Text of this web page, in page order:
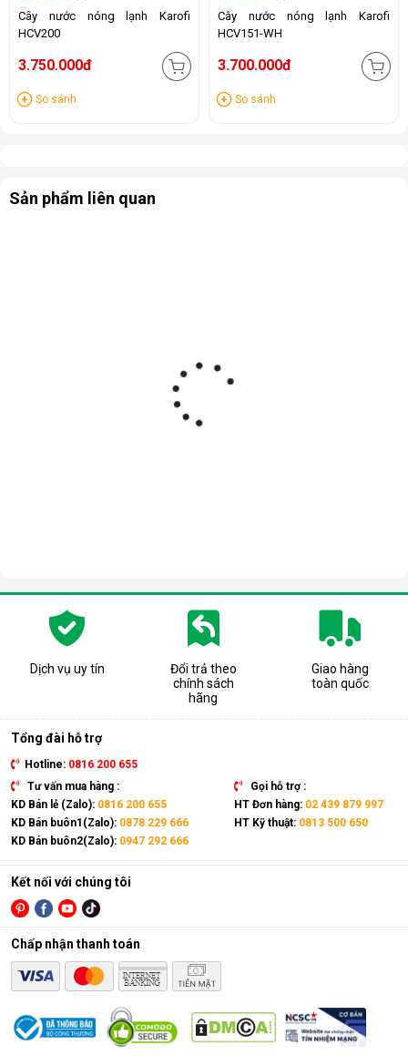
Cây nước nóng lạnh Karofi
HCV200
3.750.000đ
So sánh
Cây nước nóng lạnh Karofi
HCV151-WH
3.700.000đ
So sánh
Sản phẩm liên quan
Dịch vụ uy tín
Đổi trả theo
chính sách
hãng
Giao hàng
toàn quốc
Tổng đài hỗ trợ
Hotline: 0816 200 655
Tư vấn mua hàng :
KD Bán lẻ (Zalo): 0816 200 655
KD Bán buôn1(Zalo): 0878 229 666
KD Bán buôn2(Zalo): 0947 292 666
Gọi hỗ trợ :
HT Đơn hàng: 02 439 879 997
HT Kỹ thuật: 0813 500 650
Kết nối với chúng tôi
Chấp nhận thanh toán